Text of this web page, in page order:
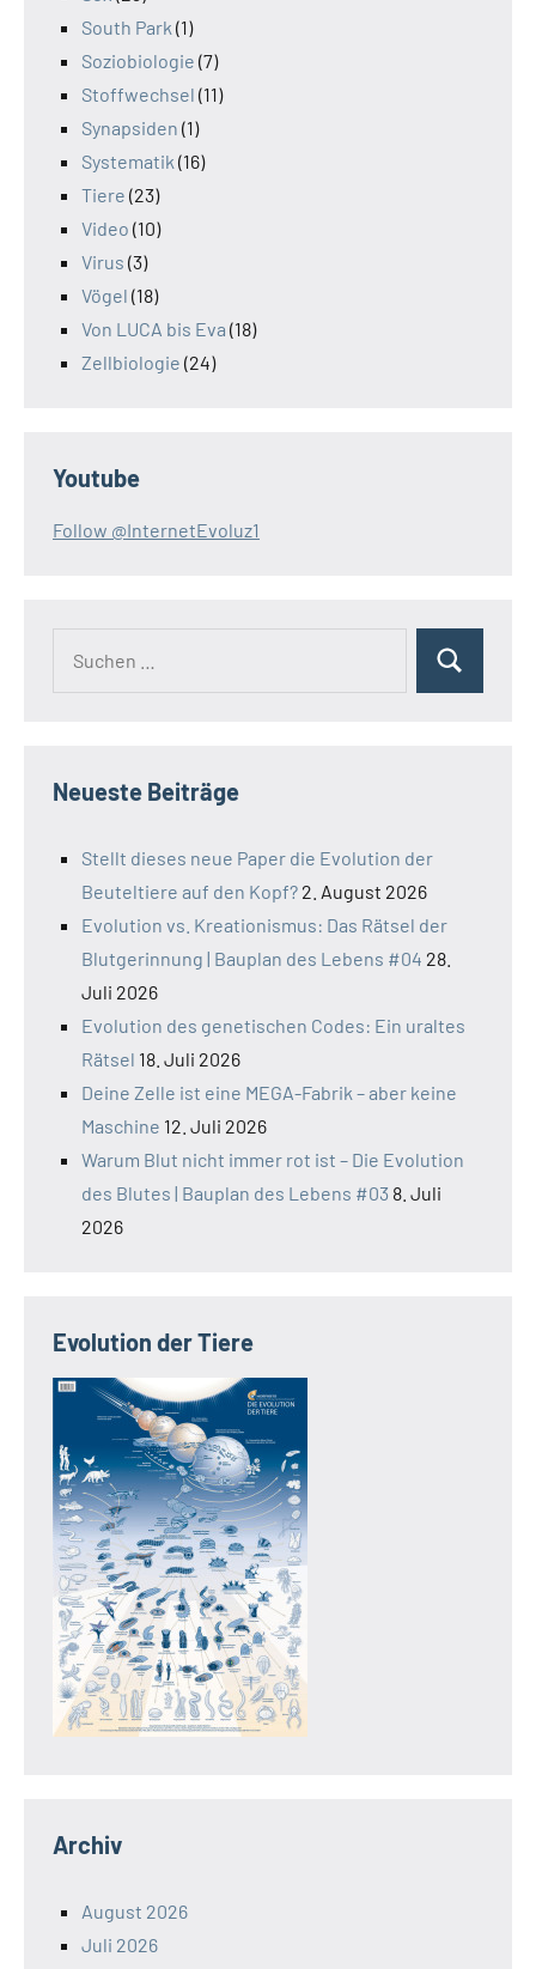
South Park (1)
Soziobiologie (7)
Stoffwechsel (11)
Synapsiden (1)
Systematik (16)
Tiere (23)
Video (10)
Virus (3)
Vögel (18)
Von LUCA bis Eva (18)
Zellbiologie (24)
Youtube
Follow @InternetEvoluz1
Suchen
Neueste Beiträge
Stellt dieses neue Paper die Evolution der
Beuteltiere auf den Kopf? 2. August 2026
Evolution vs. Kreationismus: Das Rätsel der
Blutgerinnung | Bauplan des Lebens #04 28.
Juli 2026
Evolution des genetischen Codes: Ein uraltes
Rätsel 18. Juli 2026
Deine Zelle ist eine MEGA-Fabrik – aber keine
Maschine 12. Juli 2026
Warum Blut nicht immer rot ist – Die Evolution
des Blutes | Bauplan des Lebens #03 8. Juli
2026
Evolution der Tiere
Archiv
August 2026
Juli 2026